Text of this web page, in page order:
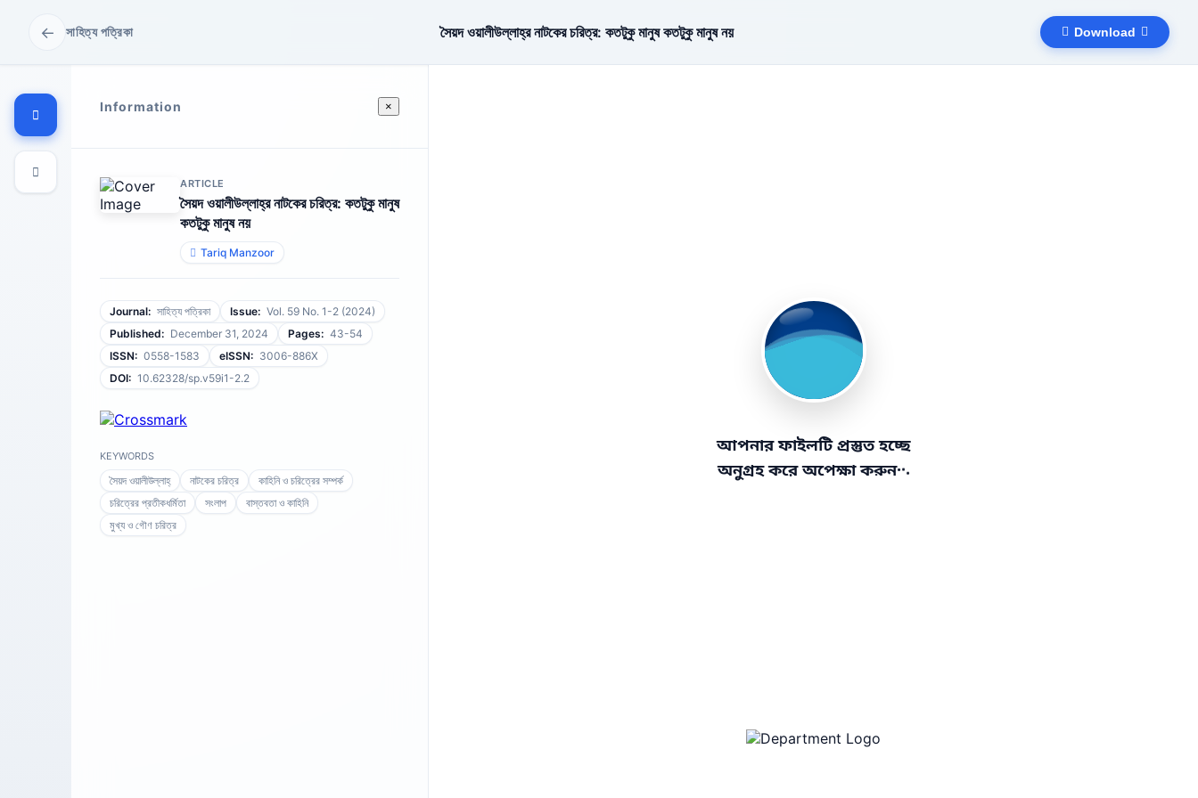
← সাহিত্য পত্রিকা সৈয়দ ওয়ালীউল্লাহ্‌র নাটকের চরিত্র: কতটুকু মানুষ কতটুকু মানুষ নয় Download
Information ×
ARTICLE
সৈয়দ ওয়ালীউল্লাহ্‌র নাটকের চরিত্র: কতটুকু মানুষ
কতটুকু মানুষ নয়
Tariq Manzoor
Journal: সাহিত্য পত্রিকা Issue: Vol. 59 No. 1-2 (2024)
Published: December 31, 2024 Pages: 43-54
ISSN: 0558-1583 eISSN: 3006-886X
DOI: 10.62328/sp.v59i1-2.2
KEYWORDS
সৈয়দ ওয়ালীউল্লাহ্ নাটকের চরিত্র
কাহিনি ও চরিত্রের সম্পর্ক
চরিত্রের প্রতীকধর্মিতা
সংলাপ
বাস্তবতা ও কাহিনি
মুখ্য ও গৌণ চরিত্র
আপনার ফাইলটি প্রস্তুত হচ্ছে
অনুগ্রহ করে অপেক্ষা করুন...